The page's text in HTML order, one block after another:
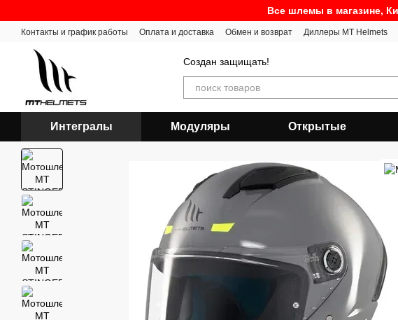
Все шлемы в магазине,
Контакты и график работы Оплата и доставка Обмен и возврат Диллеры MT Helmets
Создан защищать!
Интегралы Модуляры Открытые